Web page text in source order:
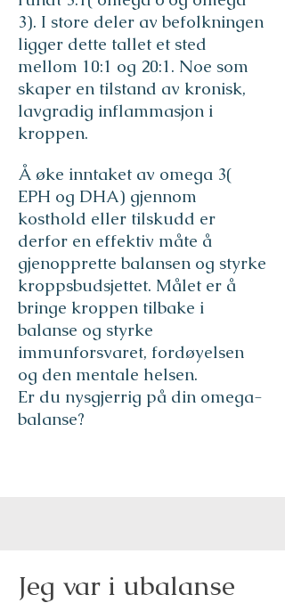
3). I store deler av befolkningen
ligger dette tallet et sted
mellom 10:1 og 20:1. Noe som
skaper en tilstand av kronisk,
lavgradig inflammasjon i
kroppen.
Å øke inntaket av omega 3(
EPH og DHA) gjennom
kosthold eller tilskudd er
derfor en effektiv måte å
gjenopprette balansen og styrke
kroppsbudsjettet. Målet er å
bringe kroppen tilbake i
balanse og styrke
immunforsvaret, fordøyelsen
og den mentale helsen.
Er du nysgjerrig på din omega-
balanse?
Jeg var i ubalanse